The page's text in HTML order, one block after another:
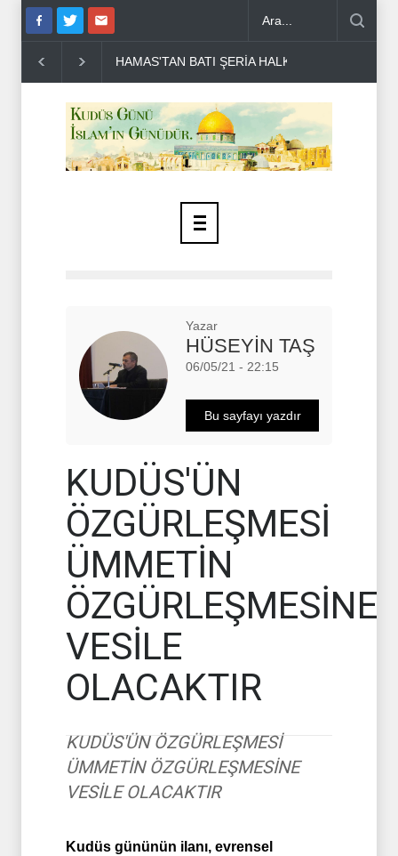
BATI ŞERİA HALKINA ÇAĞRI .. DR BİLAL LAKKİS: LÜBNAN'IN
Yazar
HÜSEYİN TAŞ
06/05/21 - 22:15
Bu sayfayı yazdır
KUDÜS'ÜN
ÖZGÜRLEŞMESİ
ÜMMETİN
ÖZGÜRLEŞMESİNE
VESİLE
OLACAKTIR
KUDÜS'ÜN ÖZGÜRLEŞMESİ
ÜMMETİN ÖZGÜRLEŞMESİNE
VESİLE OLACAKTIR
Kudüs gününün ilanı, evrensel